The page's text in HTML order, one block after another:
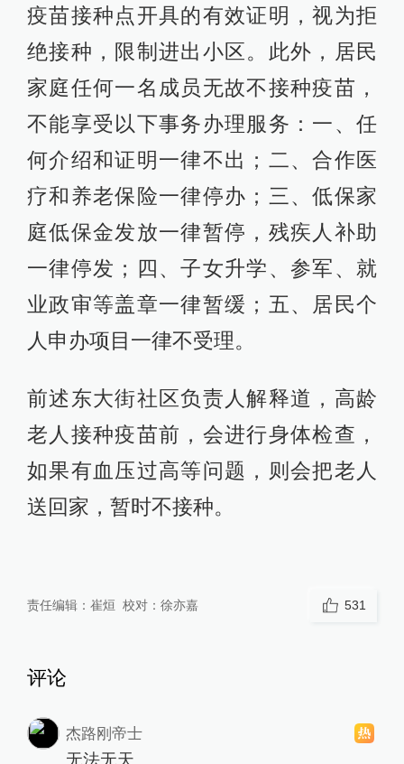
疫苗接种点开具的有效证明，视为拒
绝接种，限制进出小区。此外，居民
家庭任何一名成员无故不接种疫苗，
不能享受以下事务办理服务：一、任
何介绍和证明一律不出；二、合作医
疗和养老保险一律停办；三、低保家
庭低保金发放一律暂停，残疾人补助
一律停发；四、子女升学、参军、就
业政审等盖章一律暂缓；五、居民个
人申办项目一律不受理。
前述东大街社区负责人解释道，高龄
老人接种疫苗前，会进行身体检查，
如果有血压过高等问题，则会把老人
送回家，暂时不接种。
责任编辑： 崔烜 校对： 徐亦嘉 531
评论
杰路刚帝士
无法无天